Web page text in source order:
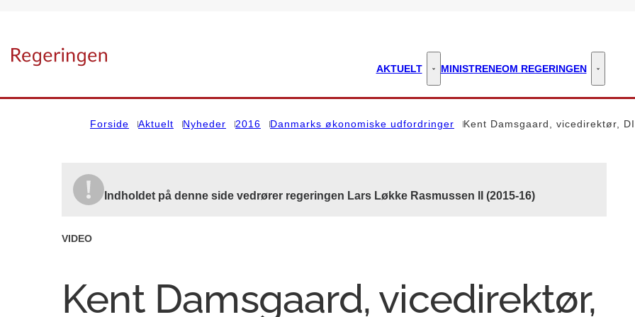
AKTUELT Aktuelt - Flere links
MINISTRENEOM REGERINGEN Om
Forside Aktuelt Nyheder 2016 Danmarks økonomiske udfordringer Kent Damsgaard, vicedirektør, DI
Indholdet på denne side vedrører regeringen Lars Løkke Rasmussen II (2015-16)
VIDEO
Kent Damsgaard, vicedirektør,